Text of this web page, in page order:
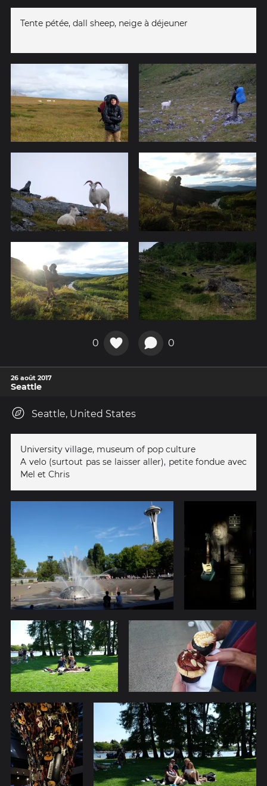
Tente pétée, dall sheep, neige à déjeuner
0 0
26 août 2017
Seattle
Seattle, United States
University village, museum of pop culture
A velo (surtout pas se laisser aller), petite fondue avec
Mel et Chris